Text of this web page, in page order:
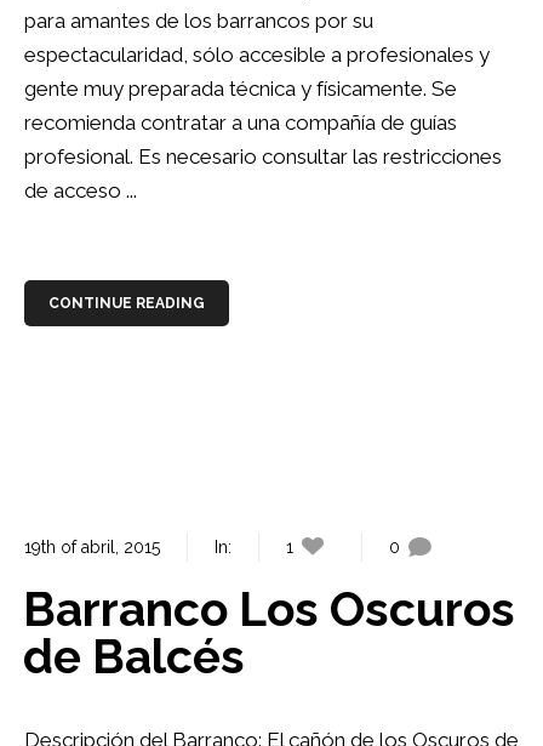
para amantes de los barrancos por su
espectacularidad, sólo accesible a profesionales y
gente muy preparada técnica y físicamente. Se
recomienda contratar a una compañía de guías
profesional. Es necesario consultar las restricciones
de acceso ...
CONTINUE READING
19th of abril, 2015 In: 1 0
Barranco Los Oscuros
de Balcés
Descripción del Barranco: El cañón de los Oscuros de